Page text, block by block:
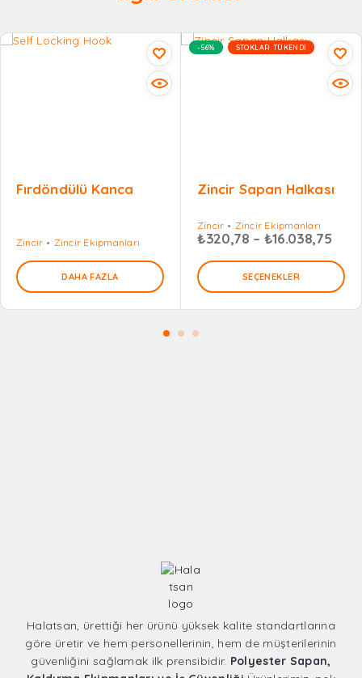
Fırdöndülü Kanca
Zincir Zincir Ekipmanları
DAHA FAZLA
-56% STOKLAR TÜKENDI
Zincir Sapan Halkası
Zincir Zincir Ekipmanları
₺320,78 – ₺16.038,75
SEÇENEKLER
Halatsan, ürettiği her ürünü yüksek kalite standartlarına
göre üretir ve hem personellerinin, hem de müşterilerinin
güvenliğini sağlamak ilk prensibidir. Polyester Sapan,